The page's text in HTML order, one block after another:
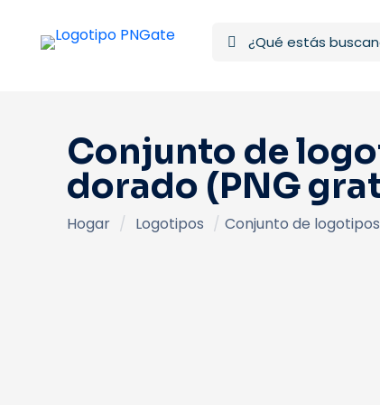
Conjunto de
dorado (PNG
Hogar / Logotipos / Conjunto de